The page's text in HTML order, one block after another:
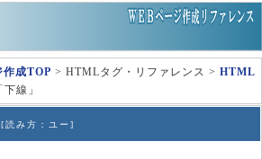
成TOP > HTMLタグ・リファレンス > HTML
線」
[読み方：ユー]